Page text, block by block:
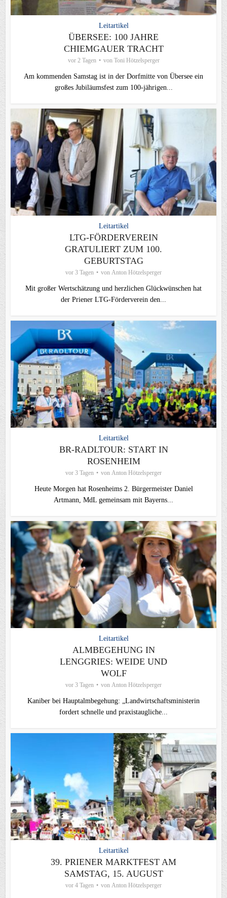
Leitartikel
ÜBERSEE: 100 JAHRE
CHIEMGAUER TRACHT
vor 2 Tagen von Toni Hötzelsperger
Am kommenden Samstag ist in der Dorfmitte von Übersee ein
großes Jubiläumsfest zum 100-jährigen...
Leitartikel
LTG-FÖRDERVEREIN
GRATULIERT ZUM 100.
GEBURTSTAG
vor 3 Tagen von Anton Hötzelsperger
Mit großer Wertschätzung und herzlichen Glückwünschen hat
der Priener LTG‑Förderverein den...
Leitartikel
BR-RADLTOUR: START IN
ROSENHEIM
vor 3 Tagen von Anton Hötzelsperger
Heute Morgen hat Rosenheims 2. Bürgermeister Daniel
Artmann, MdL gemeinsam mit Bayerns...
Leitartikel
ALMBEGEHUNG IN
LENGGRIES: WEIDE UND
WOLF
vor 3 Tagen von Anton Hötzelsperger
Kaniber bei Hauptalmbegehung: „Landwirtschaftsministerin
fordert schnelle und praxistaugliche...
Leitartikel
39. PRIENER MARKTFEST AM
SAMSTAG, 15. AUGUST
vor 4 Tagen von Anton Hötzelsperger